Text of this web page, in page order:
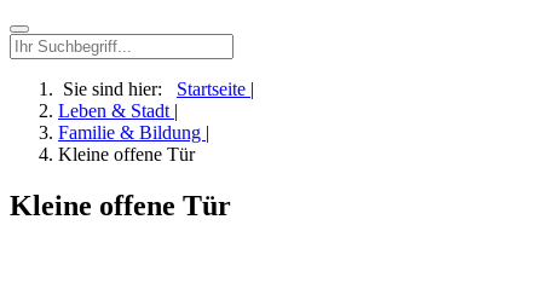
Sie sind hier: Startseite |
Leben & Stadt |
Familie & Bildung |
Kleine offene Tür
Kleine offene Tür